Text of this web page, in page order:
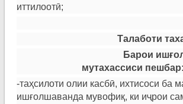
иттилоотӣ;
Талаботи
Барои ишғ
мутахассиси пешбар:
-таҳсилоти олии касбӣ, ихтисоси ба
ишғолшаванда мувофиқ, ки иҷрои